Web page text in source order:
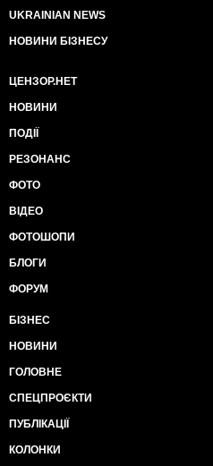
UKRAINIAN NEWS
НОВИНИ БІЗНЕСУ
ЦЕНЗОР.НЕТ
НОВИНИ
ПОДІЇ
РЕЗОНАНС
ФОТО
ВІДЕО
ФОТОШОПИ
БЛОГИ
ФОРУМ
БІЗНЕС
НОВИНИ
ГОЛОВНЕ
СПЕЦПРОЄКТИ
ПУБЛІКАЦІЇ
КОЛОНКИ